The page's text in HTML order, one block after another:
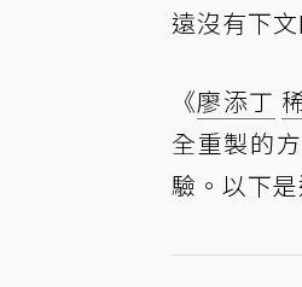
遠沒有下
《廖添丁
全重製的
驗。以下